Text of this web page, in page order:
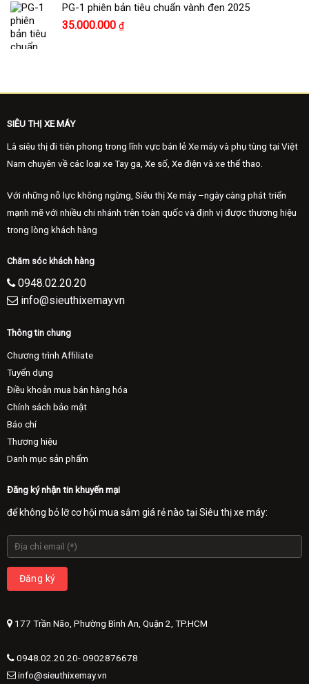
PG-1 phiên bản tiêu chuẩn vành đen 2025
35.000.000 ₫
SIÊU THỊ XE MÁY
Là siêu thị đi tiên phong trong lĩnh vực bán lẻ Xe máy và phụ tùng tại Việt
Nam chuyên về các loại xe Tay ga, Xe số, Xe điện và xe thể thao.
Với những nỗ lực không ngừng, Siêu thị Xe máy –ngày càng phát triển
mạnh mẽ với nhiều chi nhánh trên toàn quốc và định vị được thương hiệu
trong lòng khách hàng
Chăm sóc khách hàng
0948.02.20.20
info@sieuthixemay.vn
Thông tin chung
Chương trình Afﬁliate
Tuyển dụng
Điều khoản mua bán hàng hóa
Chính sách bảo mật
Báo chí
Thương hiệu
Danh mục sản phẩm
Đăng ký nhận tin khuyến mại
để không bỏ lỡ cơ hội mua sắm giá rẻ nào tại Siêu thị xe máy:
177 Trần Não, Phường Bình An, Quận 2, TP.HCM
0948.02.20.20- 0902876678
info@sieuthixemay.vn